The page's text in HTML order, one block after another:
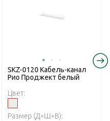
SKZ-0120 Кабель-канал
Рио Проджект белый
Цвет:
Размер (Д×Ш×В):